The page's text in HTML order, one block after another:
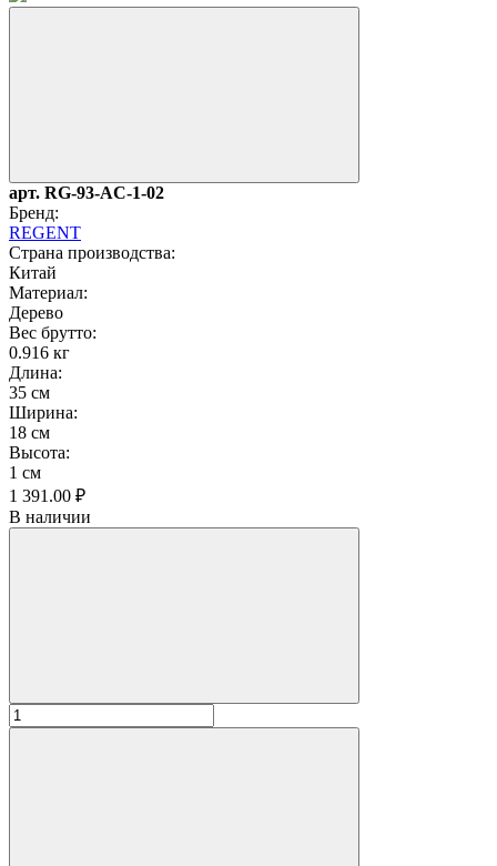
арт. RG-93-AC-1-02
Бренд:
REGENT
Страна производства:
Китай
Материал:
Дерево
Вес брутто:
0.916 кг
Длина:
35 см
Ширина:
18 см
Высота:
1 см
1 391.00 ₽
В наличии